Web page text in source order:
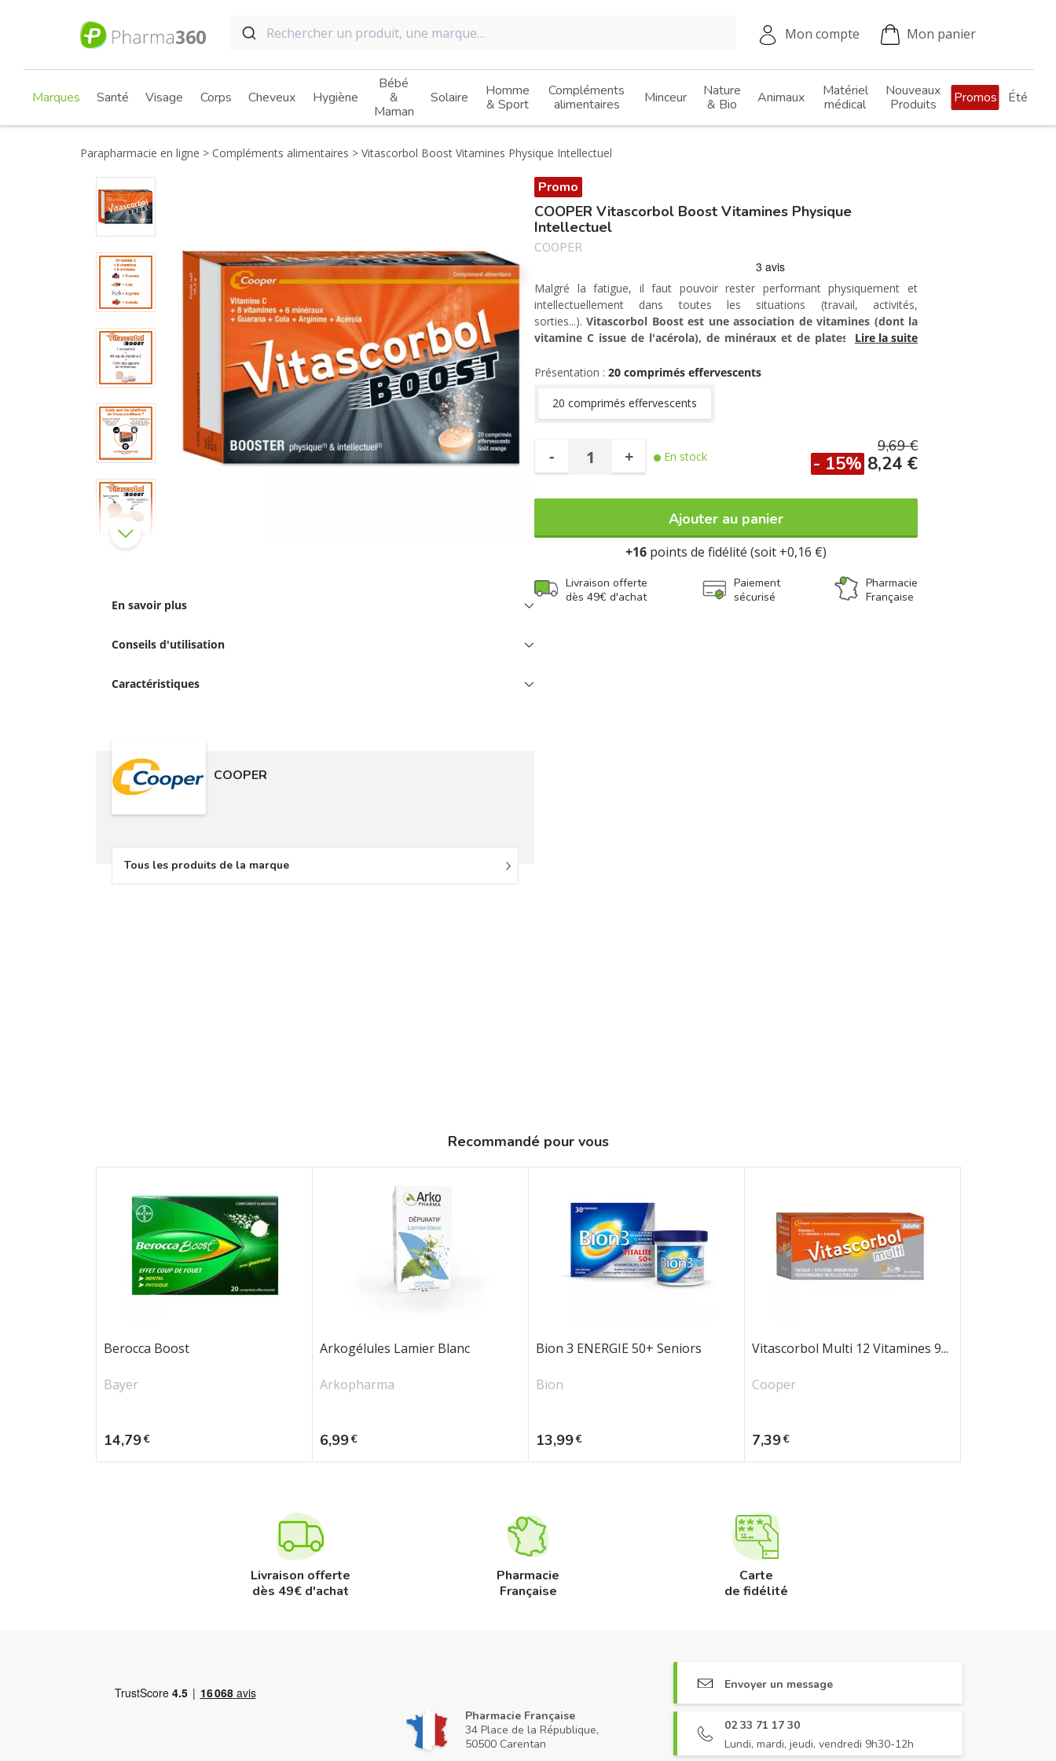
Mon compte Mon panier
Marques Santé Visage Corps Cheveux Hygiène
Bébé
&
Maman
Solaire
Homme
& Sport
Compléments
alimentaires
Minceur
Nature
& Bio
Animaux
Matériel
médical
Nouveaux
Produits
Promos Été
Parapharmacie en ligne Compléments alimentaires Vitascorbol Boost Vitamines Physique Intellectuel
Promo
COOPER Vitascorbol Boost Vitamines Physique
Intellectuel
COOPER
Malgré la fatigue, il faut pouvoir rester performant physiquement et
intellectuellement dans toutes les situations (travail, activités,
sorties...).Vitascorbol Boostest une association de vitamines (dont la
vitamine C issue de l'acérola), de minéraux et de plates toniques, le
intellectuelle. Vitascorbol Boost contient également de l'arginine, un acide
des protéines, participant au métabolisme énergétique.
Lire la suite
Présentation : 20 comprimés effervescents
20 comprimés effervescents
En stock
- + 9,69 €
- 15% 8,24 €
Ajouter au panier
+16 points de fidélité (soit +0,16 €)
Livraison offerte
dès 49€ d'achat
Paiement
sécurisé
Pharmacie
Française
En savoir plus
Conseils d'utilisation
Caractéristiques
COOPER
Tous les produits de la marque
Recommandé pour vous
Berocca Boost
Bayer
Prix
14,79€
Arkogélules Lamier Blanc
Arkopharma
Prix
6,99€
Bion 3 ENERGIE 50+ Seniors
Bion
Prix
13,99€
Vitascorbol Multi 12 Vitamines 9...
Cooper
Prix
7,39€
Livraison offerte
dès 49€ d'achat
Pharmacie
Française
Carte
de fidélité
Pharmacie Française
34 Place de la République,
50500 Carentan
Envoyer un message
02 33 71 17 30
Lundi, mardi, jeudi, vendredi 9h30-12h